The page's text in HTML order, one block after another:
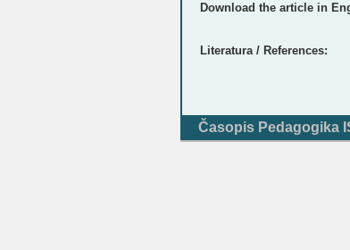
Download the article in
Literatura / References:
Časopis Pedagogika